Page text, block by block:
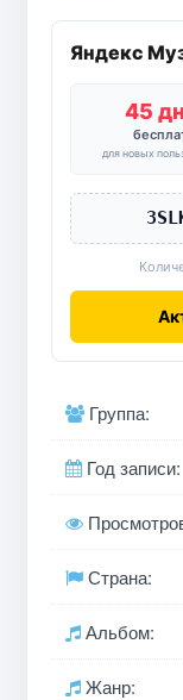
Яндекс
45
для новых
Группа:
Год записи:
Страна:
Альбом:
Жанр: